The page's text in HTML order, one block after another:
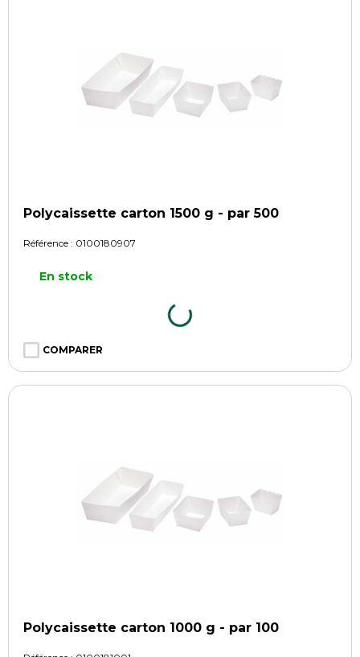
Polycaissette carton 1500 g - par 500
Référence : 0100180907
En stock
COMPARER
Polycaissette carton 1000 g - par 100